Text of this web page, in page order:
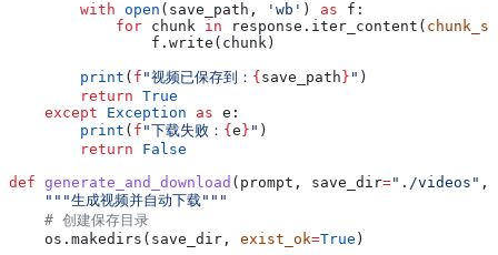
        with
open (save_path, 'wb' ) as f:
            for
chunk in response.iter_content(
                f.write(chunk)
        print
( f "视频已保存到： { save_path } " )
        return
True
    except
Exception as e:
        print
( f "下载失败： { e } " )
        return
False
def generate_and_download ( prompt , save_dir="./videos" ,
    """生成视频并自动下载"""
    # 创建保存目录
    os.makedirs(save_dir,
exist_ok=True )